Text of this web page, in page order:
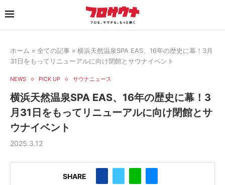
ホーム » 全ての記事 » 横浜天然温泉SPA EAS、16年の歴史に幕！3月
31日をもってリニューアルに向け閉館とサウナイベント
NEWS PICK UP サウナニュース
横浜天然温泉SPA EAS、16年の歴史に幕！3
月31日をもってリニューアルに向け閉館とサ
ウナイベント
2025.3.12
SHARE